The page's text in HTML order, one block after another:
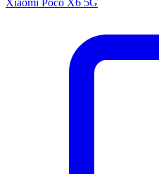
Xiaomi Poco X6 5G